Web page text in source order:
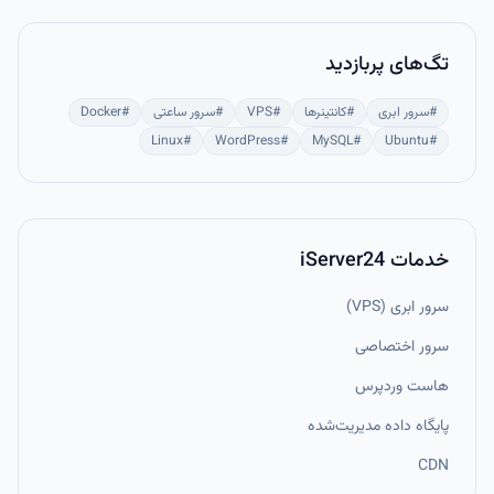
تگ‌های پربازدید
#سرور ابری #کانتینرها #
VPS
#سرور ساعتی #
Docker
#
Ubuntu
#
MySQL
#
WordPress
#
Linux
خدمات iServer24
سرور ابری (VPS)
سرور اختصاصی
هاست وردپرس
پایگاه داده مدیریت‌شده
CDN